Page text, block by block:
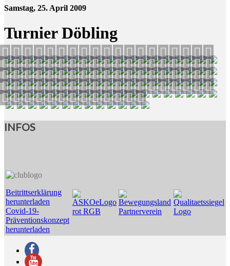
Samstag, 25. April 2009
Turnier Döbling
INFOS
Beitrittserklärung
herunterladen
Covid-19-
Präventionskonzept
herunterladen